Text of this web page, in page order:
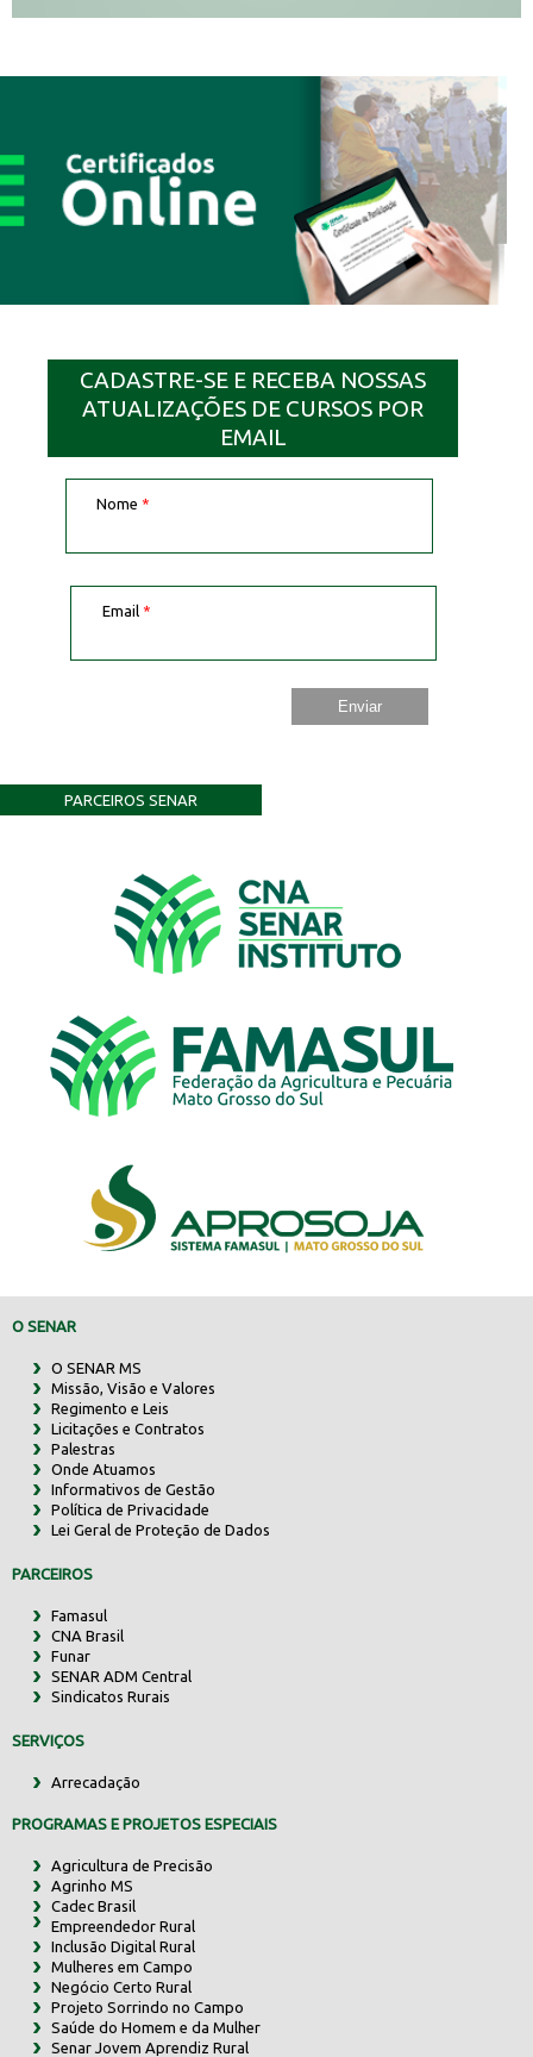
CADASTRE-SE E RECEBA NOSSAS
ATUALIZAÇÕES DE CURSOS POR
EMAIL
Nome *
Email *
PARCEIROS SENAR
O SENAR
O SENAR MS
Missão, Visão e Valores
Regimento e Leis
Licitações e Contratos
Palestras
Onde Atuamos
Informativos de Gestão
Política de Privacidade
Lei Geral de Proteção de Dados
PARCEIROS
Famasul
CNA Brasil
Funar
SENAR ADM Central
Sindicatos Rurais
SERVIÇOS
Arrecadação
PROGRAMAS E PROJETOS ESPECIAIS
Agricultura de Precisão
Agrinho MS
Cadec Brasil
Empreendedor Rural
Inclusão Digital Rural
Mulheres em Campo
Negócio Certo Rural
Projeto Sorrindo no Campo
Saúde do Homem e da Mulher
Senar Jovem Aprendiz Rural